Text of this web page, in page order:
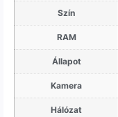
Szín
RAM
Állapot
Kamera
Hálózat